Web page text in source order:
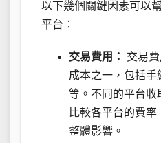
以下幾個關鍵因素可以
平台：
交易費用：
交易
成本之一，包括手
等。不同的平台收
比較各平台的費
整體影響。